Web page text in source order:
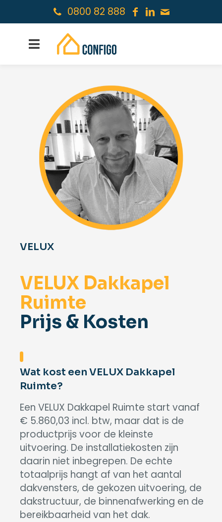
0800 82 888
VELUX
VELUX Dakkapel
Ruimte
Prijs & Kosten
Wat kost een VELUX Dakkapel
Ruimte?
Een VELUX Dakkapel Ruimte start vanaf
€ 5.860,03 incl. btw, maar dat is de
productprijs voor de kleinste
uitvoering. De installatiekosten zijn
daarin niet inbegrepen. De echte
totaalprijs hangt af van het aantal
dakvensters, de gekozen uitvoering, de
dakstructuur, de binnenafwerking en de
bereikbaarheid van het dak.